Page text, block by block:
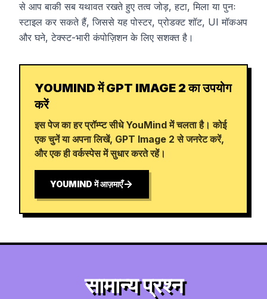
से आप बाकी सब यथावत रखते हुए तत्व जोड़, हटा, मिला या पुनः
स्टाइल कर सकते हैं, जिससे यह पोस्टर, प्रोडक्ट शॉट, UI मॉकअप
और घने, टेक्स्ट-भारी कंपोज़िशन के लिए सशक्त है।
YOUMIND में GPT IMAGE 2 का उपयोग
करें
इस पेज का हर प्रॉम्प्ट सीधे YouMind में चलता है। कोई
एक चुनें या अपना लिखें, GPT Image 2 से जनरेट करें,
और एक ही वर्कस्पेस में सुधार करते रहें।
YOUMIND में आज़माएँ
सामान्य प्रश्न